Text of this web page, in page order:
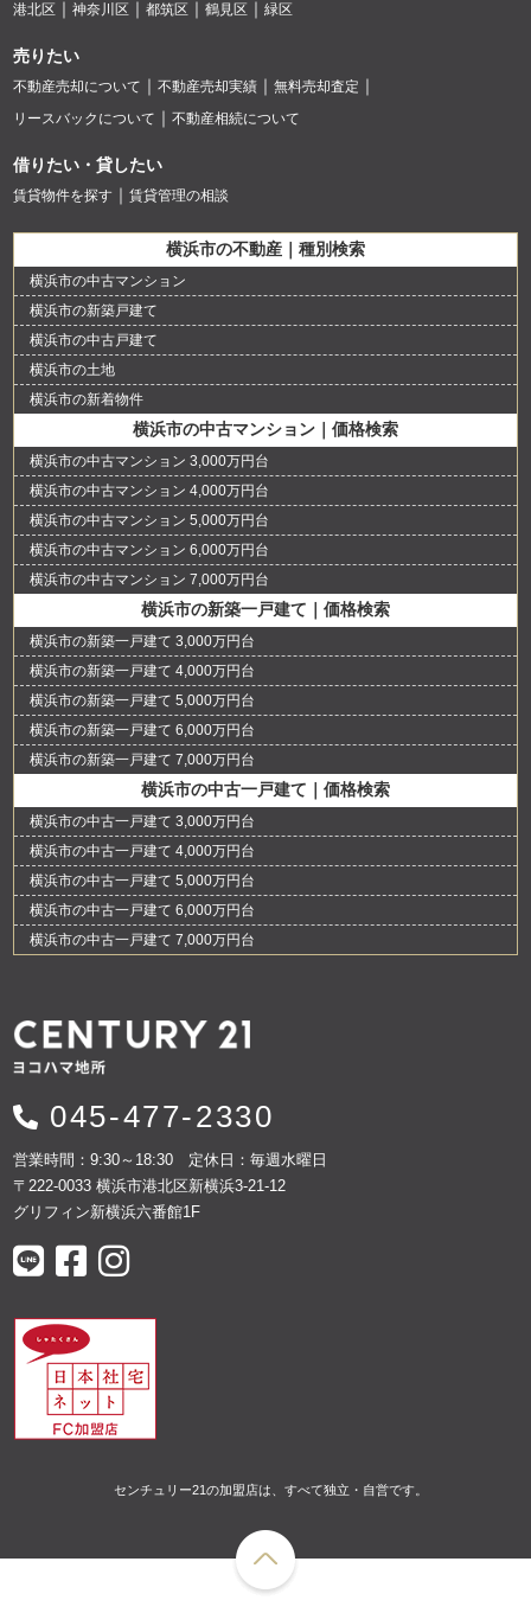
港北区 神奈川区 都筑区 鶴見区 緑区
売りたい
不動産売却について 不動産売却実績
無料売却査定
リースバックについて
不動産相続について
借りたい・貸したい
賃貸物件を探す 賃貸管理の相談
横浜市の不動産｜種別検索
横浜市の中古マンション
横浜市の新築戸建て
横浜市の中古戸建て
横浜市の土地
横浜市の新着物件
横浜市の中古マンション｜価格検索
横浜市の中古マンション 3,000万円台
横浜市の中古マンション 4,000万円台
横浜市の中古マンション 5,000万円台
横浜市の中古マンション 6,000万円台
横浜市の中古マンション 7,000万円台
横浜市の新築一戸建て｜価格検索
横浜市の新築一戸建て 3,000万円台
横浜市の新築一戸建て 4,000万円台
横浜市の新築一戸建て 5,000万円台
横浜市の新築一戸建て 6,000万円台
横浜市の新築一戸建て 7,000万円台
横浜市の中古一戸建て｜価格検索
横浜市の中古一戸建て 3,000万円台
横浜市の中古一戸建て 4,000万円台
横浜市の中古一戸建て 5,000万円台
横浜市の中古一戸建て 6,000万円台
横浜市の中古一戸建て 7,000万円台
045-477-2330
営業時間：9:30～18:30 定休日：毎週水曜日
〒222-0033 横浜市港北区新横浜3-21-12
グリフィン新横浜六番館1F
センチュリー21の加盟店は、すべて独立・自営です。